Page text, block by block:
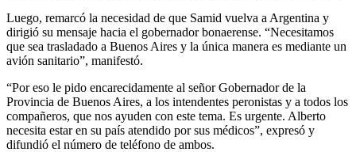
Luego, remarcó la necesidad de que Samid vuelva a Argentina y
dirigió su mensaje hacia el gobernador bonaerense. “Necesitamos
que sea trasladado a Buenos Aires y la única manera es mediante un
avión sanitario”, manifestó.
“Por eso le pido encarecidamente al señor Gobernador de la
Provincia de Buenos Aires, a los intendentes peronistas y a todos los
compañeros, que nos ayuden con este tema. Es urgente. Alberto
necesita estar en su país atendido por sus médicos”, expresó y
difundió el número de teléfono de ambos.